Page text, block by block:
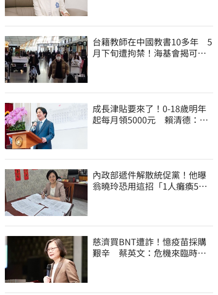
台籍教師在中國教書10多年 5
月下旬遭拘禁！海基會揭可能
成長津貼要來了！0-18歲明年
起每月領5000元 賴清德：此
內政部遞件解散統促黨！他曝
翁曉玲恐用這招「1人癱瘓5
慈濟買BNT遭詐！憶疫苗採購
艱辛 蔡英文：危機來臨時務